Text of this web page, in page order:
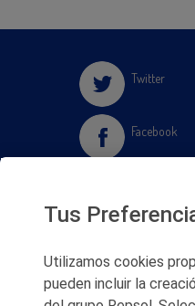
Twitter
Facebook
Tus
Utilizamos cookies
pueden incluir la